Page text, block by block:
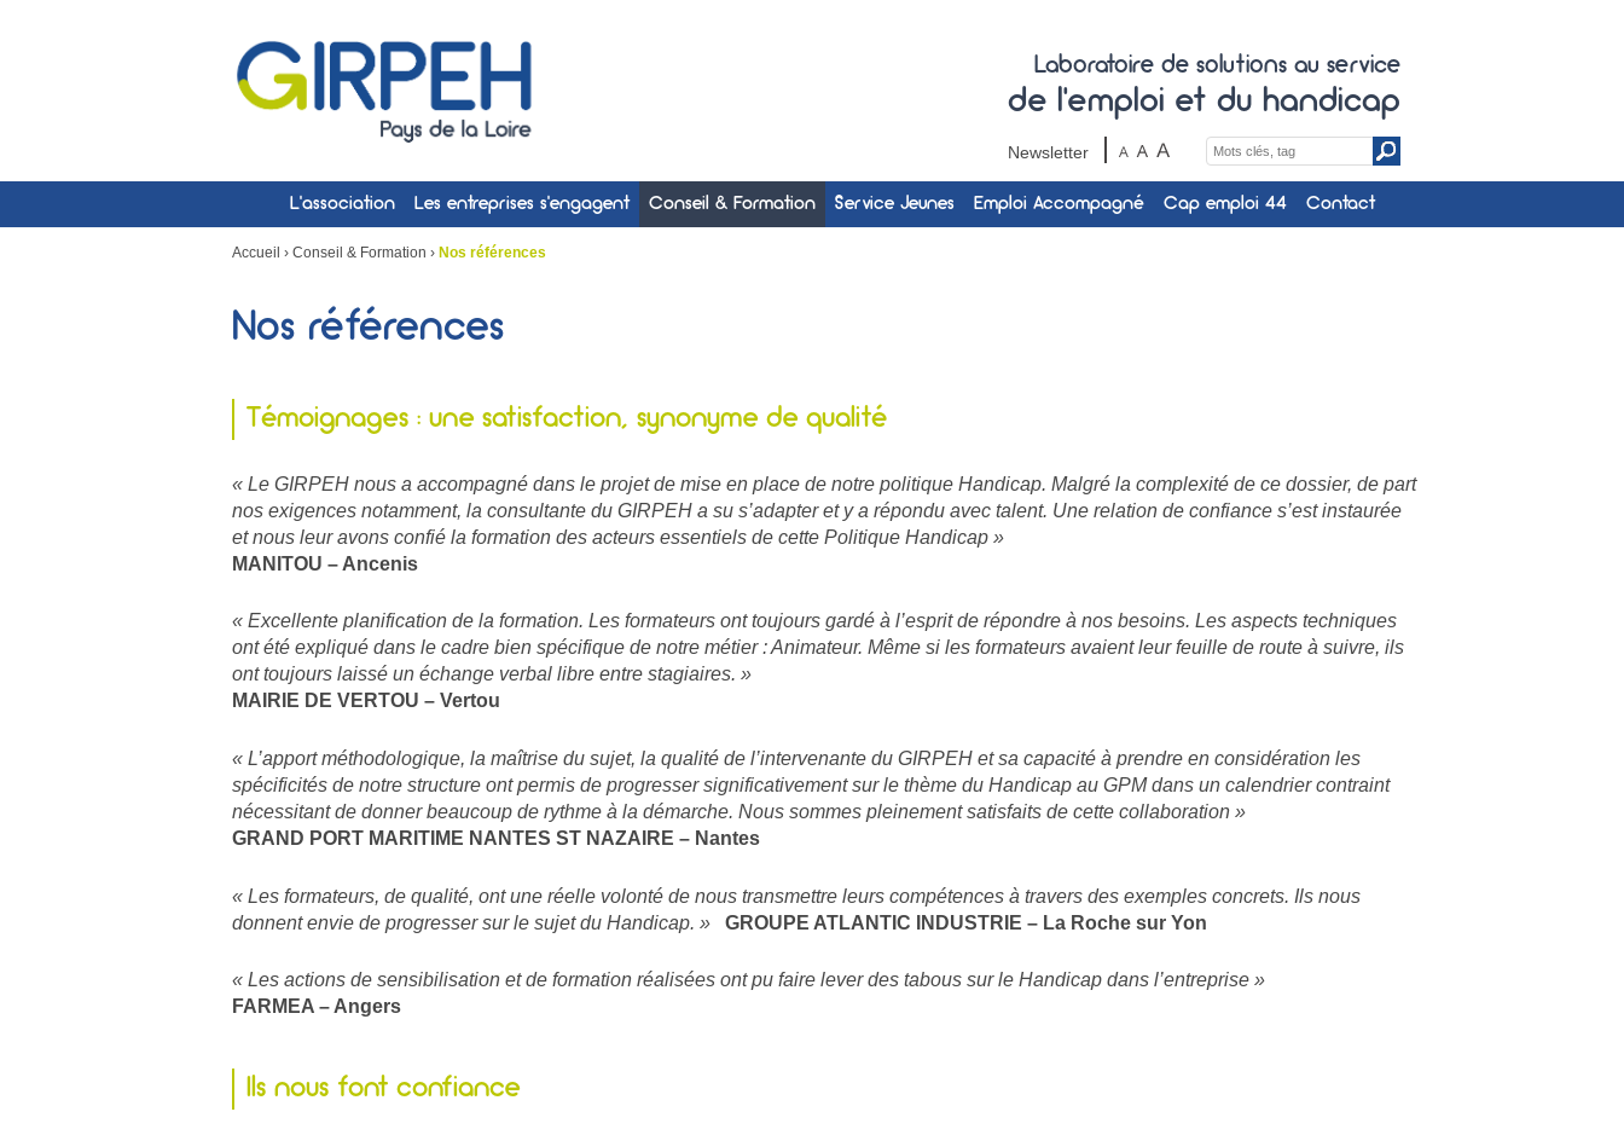
Laboratoire de solutions au service
de l'emploi et du handicap
Newsletter
Search
L’association Les entreprises s’engagent Conseil & Formation Service Jeunes Emploi Accompagné Cap emploi 44 Contact
Accueil › Conseil & Formation › Nos références
Nos références
Témoignages : une satisfaction, synonyme de qualité
« Le GIRPEH nous a accompagné dans le projet de mise en place de notre politique Handicap. Malgré la complexité de ce dossier, de part
nos exigences notamment, la consultante du GIRPEH a su s’adapter et y a répondu avec talent. Une relation de confiance s’est instaurée
et nous leur avons confié la formation des acteurs essentiels de cette Politique Handicap »
MANITOU – Ancenis
« Excellente planification de la formation. Les formateurs ont toujours gardé à l’esprit de répondre à nos besoins. Les aspects techniques
ont été expliqué dans le cadre bien spécifique de notre métier : Animateur. Même si les formateurs avaient leur feuille de route à suivre, ils
ont toujours laissé un échange verbal libre entre stagiaires. »
MAIRIE DE VERTOU – Vertou
« L’apport méthodologique, la maîtrise du sujet, la qualité de l’intervenante du GIRPEH et sa capacité à prendre en considération les
spécificités de notre structure ont permis de progresser significativement sur le thème du Handicap au GPM dans un calendrier contraint
nécessitant de donner beaucoup de rythme à la démarche. Nous sommes pleinement satisfaits de cette collaboration »
GRAND PORT MARITIME NANTES ST NAZAIRE – Nantes
« Les formateurs, de qualité, ont une réelle volonté de nous transmettre leurs compétences à travers des exemples concrets. Ils nous
donnent envie de progresser sur le sujet du Handicap. »
GROUPE ATLANTIC INDUSTRIE – La Roche sur Yon
« Les actions de sensibilisation et de formation réalisées ont pu faire lever des tabous sur le Handicap dans l’entreprise »
FARMEA – Angers
Ils nous font confiance